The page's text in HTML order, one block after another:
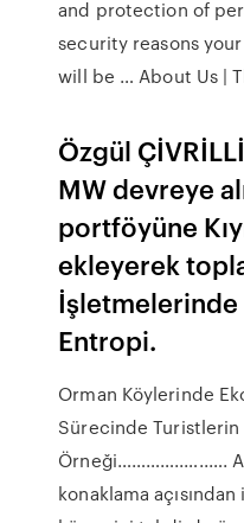
and protection of
security reasons your
will be … About Us |
Özgül
MW devreye
portföyüne
ekleyerek
Entropi.
Orman Köylerinde
Sürecinde Turistlerin
Örneği…………..…..….
konaklama